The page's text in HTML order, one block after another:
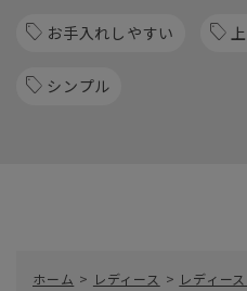
お手入れしやすい
シンプル
ホーム > レディース > レディー